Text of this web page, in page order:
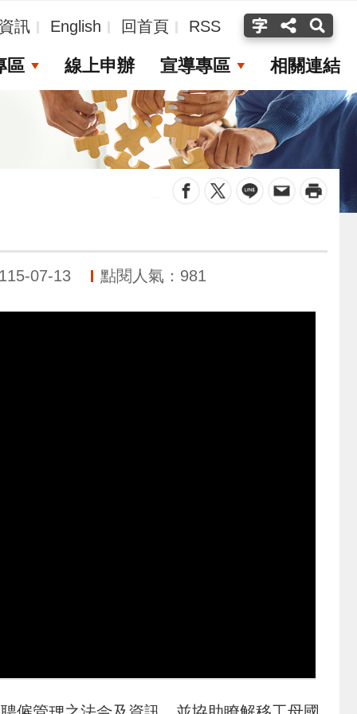
訊 English 回首頁 RSS
區 線上申辦 宣導專區 相關連結
07-13 點閱人氣：981